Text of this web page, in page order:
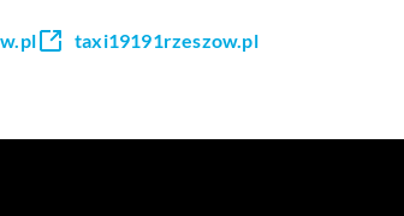
taxi19191rzeszow.pl